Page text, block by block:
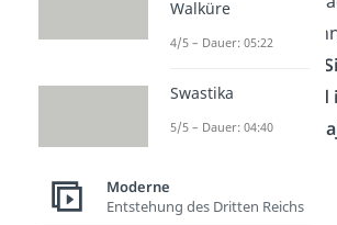
vom 1. Weltkrieg
Deutschen Reich
dasAttentat von
Walküre
4/5 – Dauer: 05:22
Swastika
5/5 – Dauer: 04:40
Moderne
Entstehung des Dritten Reichs